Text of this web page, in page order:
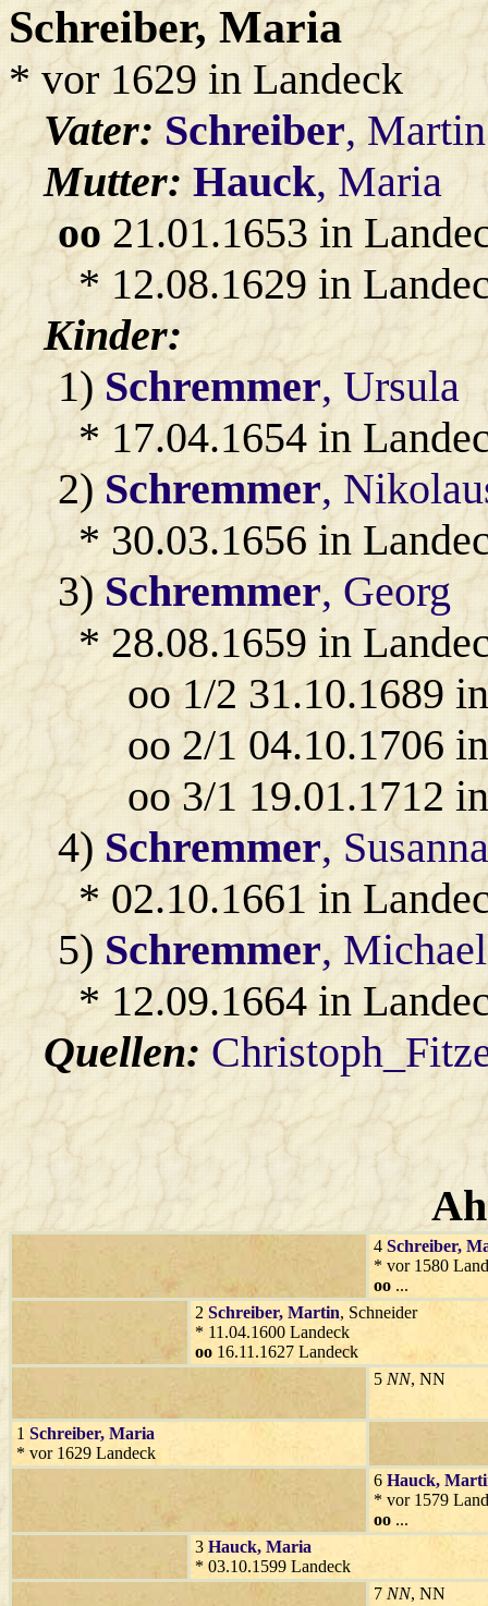
Schreiber, Maria
* vor 1629 in Landeck
Vater:Schreiber, Martin
Mutter:Hauck, Maria
oo21.01.1653 in
* 12.08.1629 in
Kinder:
1)Schremmer, Ursula
* 17.04.1654 in
2)Schremmer,
* 30.03.1656 in
3)Schremmer, Georg
* 28.08.1659 in
oo 1/2 31.10.1689
oo 2/1 04.10.1706
oo 3/1 19.01.1712
4)Schremmer,
* 02.10.1661 in
5) Schremmer, Michael
* 12.09.1664 in
Quellen:
4 Schreiber,
* vor 1580
oo ...
2 Schreiber, Martin, Schneider
* 11.04.1600 Landeck
oo 16.11.1627 Landeck
5 NN, NN
1 Schreiber, Maria
* vor 1629 Landeck
6 Hauck,
* vor 1579
oo ...
3 Hauck, Maria
* 03.10.1599 Landeck
7 NN, NN